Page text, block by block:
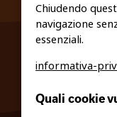
Chiudendo
navigazione
essenziali.
informativa-
Quali cookie